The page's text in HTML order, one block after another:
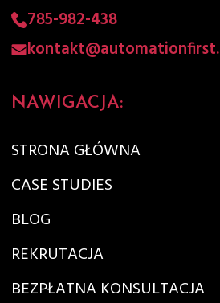
785-982-438
NAWIGACJA:
STRONA GŁÓWNA
CASE STUDIES
BLOG
REKRUTACJA
BEZPŁATNA KONSULTACJA